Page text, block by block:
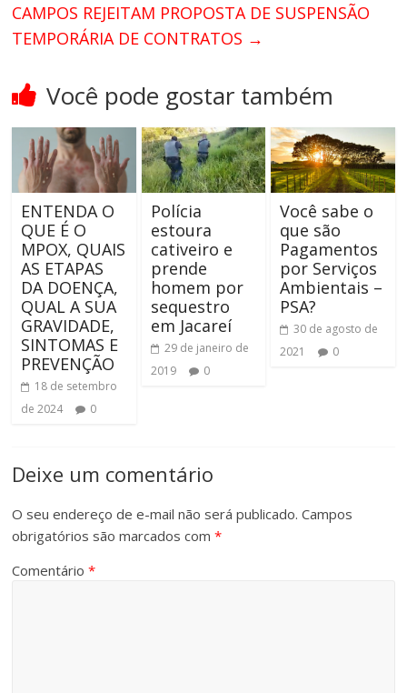
CAMPOS REJEITAM PROPOSTA DE SUSPENSÃO
TEMPORÁRIA DE CONTRATOS →
Você pode gostar também
ENTENDA O
QUE É O
MPOX, QUAIS
AS ETAPAS
DA DOENÇA,
QUAL A SUA
GRAVIDADE,
SINTOMAS E
PREVENÇÃO
18 de setembro
de 2024
0
Polícia
estoura
cativeiro e
prende
homem por
sequestro
em Jacareí
29 de janeiro de
2019
0
Você sabe o
que são
Pagamentos
por Serviços
Ambientais –
PSA?
30 de agosto de
2021
0
Deixe um comentário
O seu endereço de e-mail não será publicado. Campos
obrigatórios são marcados com*
Comentário*